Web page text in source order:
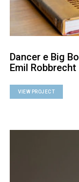
Dancer e Big
Emil Robbrecht
VIEW PROJECT